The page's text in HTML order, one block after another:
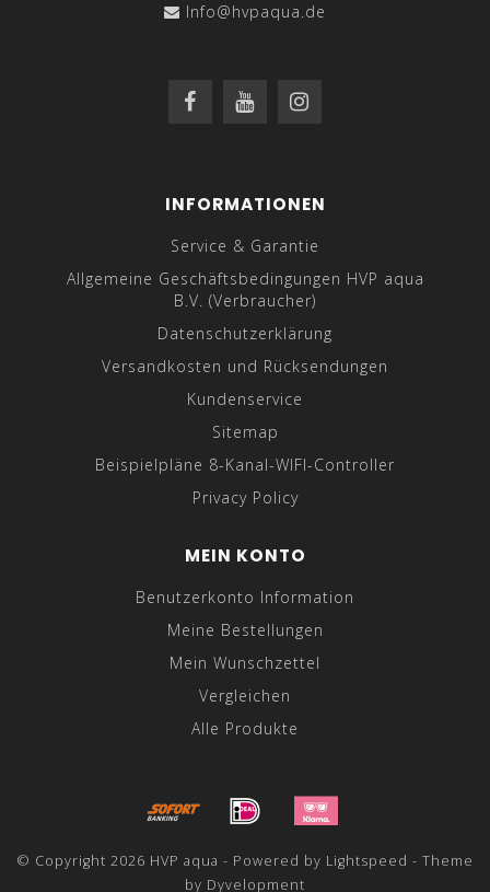
Info@hvpaqua.de
INFORMATIONEN
Service & Garantie
Allgemeine Geschäftsbedingungen HVP aqua
B.V. (Verbraucher)
Datenschutzerklärung
Versandkosten und Rücksendungen
Kundenservice
Sitemap
Beispielpläne 8-Kanal-WIFI-Controller
Privacy Policy
MEIN KONTO
Benutzerkonto Information
Meine Bestellungen
Mein Wunschzettel
Vergleichen
Alle Produkte
© Copyright 2026 HVP aqua - Powered by Lightspeed - Theme
by Dyvelopment